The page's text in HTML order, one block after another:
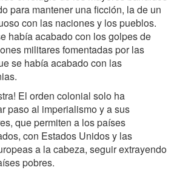
para mantener una ficción, la de un
con las naciones y los pueblos.
había acabado con los golpes de
militares fomentadas por las
se había acabado con las
El orden colonial solo ha
paso al imperialismo y a sus
que permiten a los países
con Estados Unidos y las
a la cabeza, seguir extrayendo
pobres.